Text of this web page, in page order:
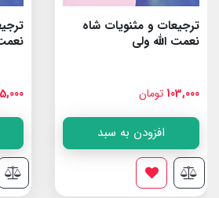
ترجیعات و مثنویات شاه
نعمت الله ولى
103,000 تومان
افزودن به سبد